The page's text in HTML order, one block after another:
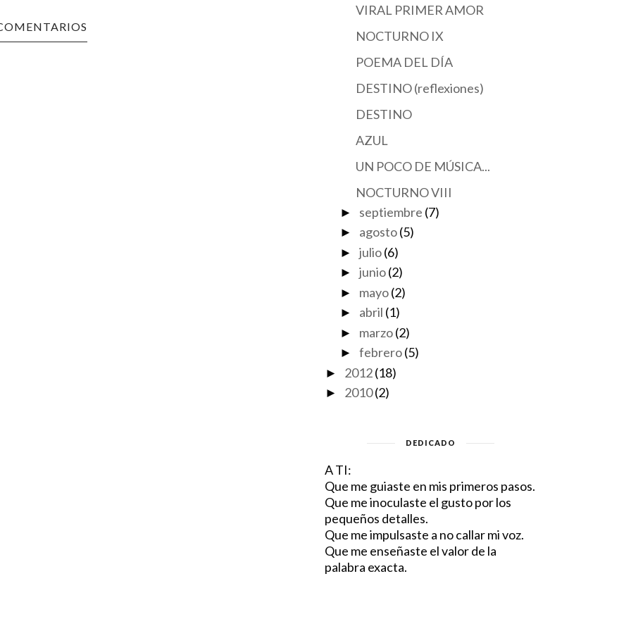
VIRAL PRIMER AMOR
NOCTURNO IX
POEMA DEL DÍA
DESTINO (reflexiones)
DESTINO
AZUL
UN POCO DE MÚSICA...
NOCTURNO VIII
► septiembre (7)
► agosto(5)
►julio(6)
►junio(2)
► mayo(2)
► abril (1)
► marzo(2)
►febrero(5)
► 2012 (18)
► 2010 (2)
DEDICADO
A TI:
Que me guiaste en mis primeros pasos.
Que me inoculaste el gusto por los
pequeños detalles.
Que me impulsaste a no callar mi voz.
Que me enseñaste el valor de la
palabra exacta.